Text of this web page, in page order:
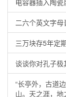
电容器插入陶瓷
二六个英文字母
三万块存5年定
谈谈你对孔子极
“长亭外，古道
山。天之涯，